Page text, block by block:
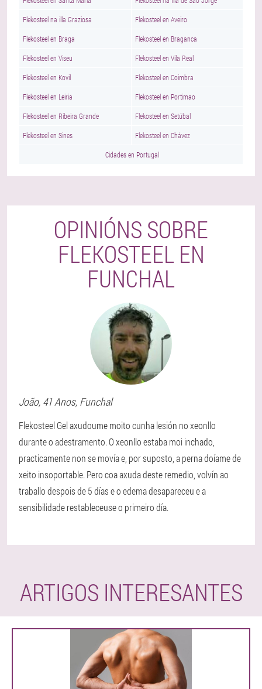
Flekosteel na illa Graziosa Flekosteel en Aveiro
Flekosteel en Braga Flekosteel en Braganca
Flekosteel en Viseu Flekosteel en Vila Real
Flekosteel en Kovil Flekosteel en Coimbra
Flekosteel en Leiria Flekosteel en Portimao
Flekosteel en Ribeira Grande Flekosteel en Setúbal
Flekosteel en Sines Flekosteel en Chávez
Cidades en Portugal
OPINIÓNS SOBRE
FLEKOSTEEL EN
FUNCHAL
João, 41 Anos, Funchal
Flekosteel Gel axudoume moito cunha lesión no xeonllo
durante o adestramento. O xeonllo estaba moi inchado,
practicamente non se movía e, por suposto, a perna doíame de
xeito insoportable. Pero coa axuda deste remedio, volvín ao
traballo despois de 5 días e o edema desapareceu e a
sensibilidade restableceuse o primeiro día.
ARTIGOS INTERESANTES